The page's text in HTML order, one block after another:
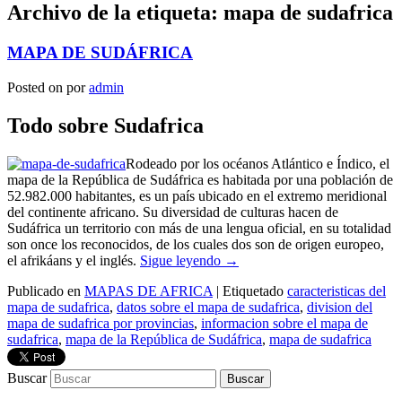
Archivo de la etiqueta: mapa de sudafrica
MAPA DE SUDÁFRICA
Posted on poradmin
Todo sobre Sudafrica
Rodeado por los océanos Atlántico e Índico, el
mapa de la República de Sudáfrica es habitada por una población de
52.982.000 habitantes, es un país ubicado en el extremo meridional
del continente africano. Su diversidad de culturas hacen de
Sudáfrica un territorio con más de una lengua oficial, en su totalidad
son once los reconocidos, de los cuales dos son de origen europeo,
el afrikáans y el inglés. Sigue leyendo →
Publicado en MAPAS DE AFRICA | Etiquetado caracteristicas del
mapa de sudafrica, datos sobre el mapa de sudafrica, division del
mapa de sudafrica por provincias, informacion sobre el mapa de
sudafrica, mapa de la República de Sudáfrica, mapa de sudafrica
Buscar